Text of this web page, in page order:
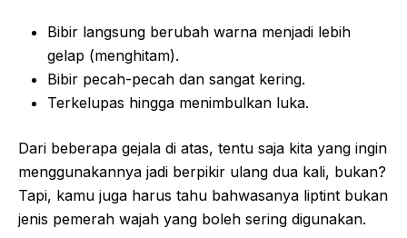
Bibir langsung berubah warna menjadi lebih
gelap (menghitam).
Bibir pecah-pecah dan sangat kering.
Terkelupas hingga menimbulkan luka.
Dari beberapa gejala di atas, tentu saja kita yang ingin
menggunakannya jadi berpikir ulang dua kali, bukan?
Tapi, kamu juga harus tahu bahwasanya liptint bukan
jenis pemerah wajah yang boleh sering digunakan.